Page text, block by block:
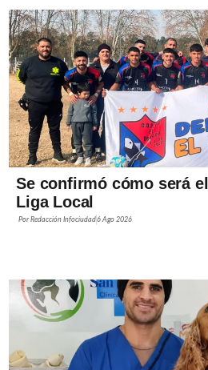
Se confirmó cómo será
Liga Local
PorRedacción Infociudad6 Ago 2026